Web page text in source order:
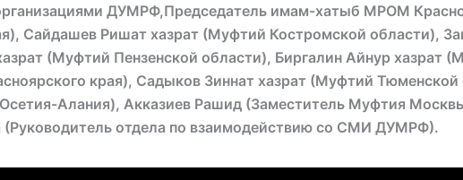
ДУМРФ,Председатель имам-хатыб МРОМ
Сайдашев Ришат хазрат (Муфтий Костромской области),
(Муфтий Пензенской области), Биргалин Айнур хазрат
края), Садыков Зиннат хазрат (Муфтий Тюменской
Алания), Акказиев Рашид (Заместитель Муфтия
(Руководитель отдела по взаимодействию со СМИ ДУМРФ).